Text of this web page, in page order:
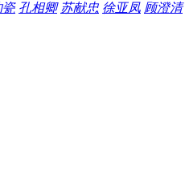
瓷 孔相卿 苏献忠 徐亚凤 顾澄清